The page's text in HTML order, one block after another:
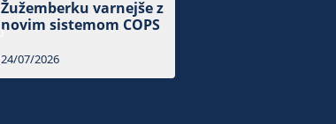
Žužemberku varnejše z
novim sistemom COPS
24/07/2026